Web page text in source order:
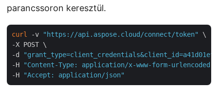
parancssoron keresztül.
curl -v "https://api.aspose.cloud/connect/token"
\
-X POST \
-d
"grant_type=client_credentials&client_id=a41d01ef-
-H
"Content-Type: application/x-www-form-urlencoded"
-H
"Accept: application/json"